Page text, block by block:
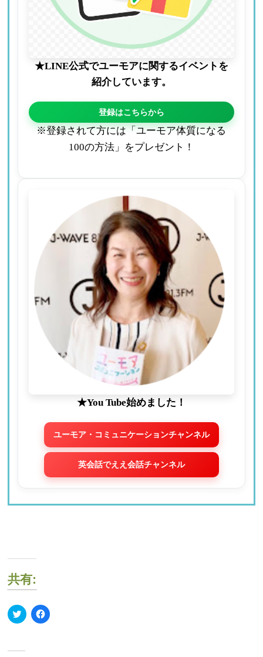
★LINE公式でユーモアに関するイベントを
紹介しています。
登録はこちらから
※登録されて方には「ユーモア体質になる
100の方法」をプレゼント！
★You Tube始めました！
ユーモア・コミュニケーションチャンネル
英会話でええ会話チャンネル
共有:
ク
リ
て
Facebook
で